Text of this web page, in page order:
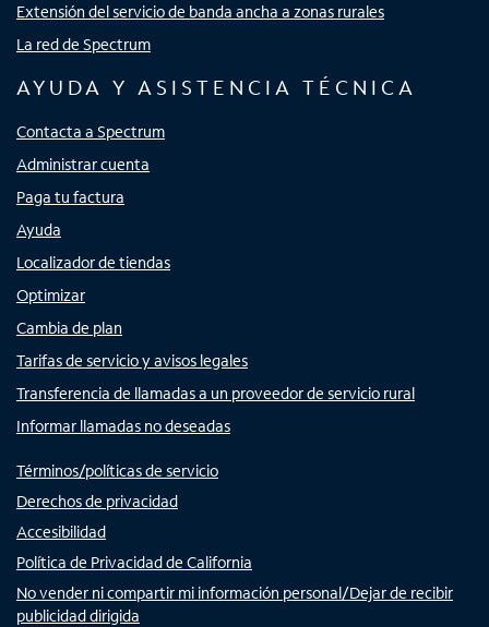
Extensión del servicio de banda ancha a zonas rurales
La red de Spectrum
AYUDA Y ASISTENCIA TÉCNICA
Contacta a Spectrum
Administrar cuenta
Paga tu factura
Ayuda
Localizador de tiendas
Optimizar
Cambia de plan
Tarifas de servicio y avisos legales
Transferencia de llamadas a un proveedor de servicio rural
Informar llamadas no deseadas
Términos/políticas de servicio
Derechos de privacidad
Accesibilidad
Política de Privacidad de California
No vender ni compartir mi información personal/Dejar de recibir
publicidad dirigida